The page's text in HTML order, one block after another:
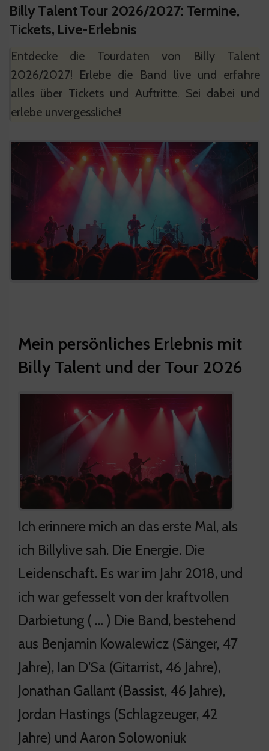
Billy Talent Tour 2026/2027: Termine,
Tickets, Live-Erlebnis
Entdecke die Tourdaten von Billy Talent
2026/2027! Erlebe die Band live und erfahre
alles über Tickets und Auftritte. Sei dabei und
erlebe unvergessliche!
Mein persönliches Erlebnis mit
Billy Talent und der Tour 2026
Ich erinnere mich an das erste Mal, als
ich Billylive sah. Die Energie. Die
Leidenschaft. Es war im Jahr 2018, und
ich war gefesselt von der kraftvollen
Darbietung ( … ) Die Band, bestehend
aus Benjamin Kowalewicz (Sänger, 47
Jahre), Ian D'Sa (Gitarrist, 46 Jahre),
Jonathan Gallant (Bassist, 46 Jahre),
Jordan Hastings (Schlagzeuger, 42
Jahre) und Aaron Solowoniuk